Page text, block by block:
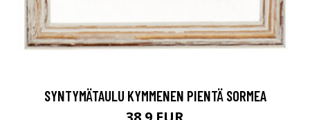
SYNTYMÄTAULU KYMMENEN PIENTÄ SORMEA